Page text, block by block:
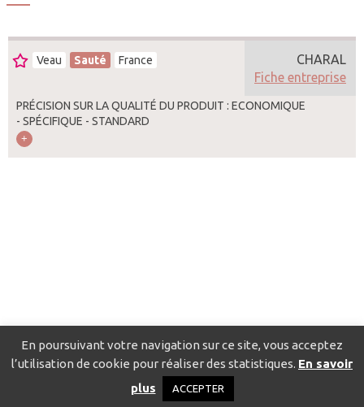
Veau Sauté France
PRÉCISION SUR LA QUALITÉ DU PRODUIT : ECONOMIQUE
- SPÉCIFIQUE - STANDARD
CHARAL
Fiche entreprise
Catalogue pour localiser les fournisseurs
Politique de confidentialité
En poursuivant votre navigation sur ce site, vous acceptez
l’utilisation de cookie pour réaliser des statistiques. En savoir
plus
ACCEPTER